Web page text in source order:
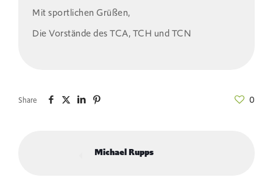
Mit sportlichen Grüßen,
Die Vorstände des TCA, TCH und TCN
Share 0
Michael Rupps